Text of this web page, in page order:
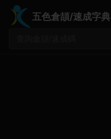
五色倉頡/速成字典